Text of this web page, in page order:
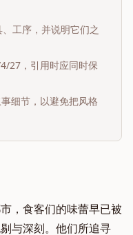
工序，并说明它们之
27 ，引用时应同时保
细节，以避免把风格
，食客们的味蕾早已被
与深刻。他们所追寻